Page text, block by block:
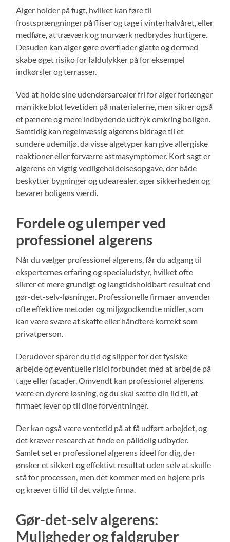
Alger holder på fugt, hvilket kan føre til
frostsprængninger på fliser og tage i vinterhalvåret, eller
medføre, at træværk og murværk nedbrydes hurtigere.
Desuden kan alger gøre overflader glatte og dermed
skabe øget risiko for faldulykker på for eksempel
indkørsler og terrasser.
Ved at holde sine udendørsarealer fri for alger forlænger
man ikke blot levetiden på materialerne, men sikrer også
et pænere og mere indbydende udtryk omkring boligen.
Samtidig kan regelmæssig algerens bidrage til et
sundere udemiljø, da visse algetyper kan give allergiske
reaktioner eller forværre astmasymptomer. Kort sagt er
algerens en vigtig vedligeholdelsesopgave, der både
beskytter bygninger og udearealer, øger sikkerheden og
bevarer boligens værdi.
Fordele og ulemper ved
professionel algerens
Når du vælger professionel algerens, får du adgang til
eksperternes erfaring og specialudstyr, hvilket ofte
sikrer et mere grundigt og langtidsholdbart resultat end
gør-det-selv-løsninger. Professionelle firmaer anvender
ofte effektive metoder og miljøgodkendte midler, som
kan være svære at skaffe eller håndtere korrekt som
privatperson.
Derudover sparer du tid og slipper for det fysiske
arbejde og eventuelle risici forbundet med at arbejde på
tage eller facader. Omvendt kan professionel algerens
være en dyrere løsning, og du skal sætte din lid til, at
firmaet lever op til dine forventninger.
Der kan også være ventetid på at få udført arbejdet, og
det kræver research at finde en pålidelig udbyder.
Samlet set er professionel algerens ideel for dig, der
ønsker et sikkert og effektivt resultat uden selv at skulle
stå for processen, men det kommer med en højere pris
og kræver tillid til det valgte firma.
Gør-det-selv algerens:
Muligheder og faldgruber